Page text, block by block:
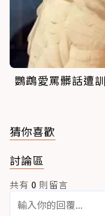
鸚鵡愛罵髒話遭
猜你喜歡
討論區
共有 0 則留言